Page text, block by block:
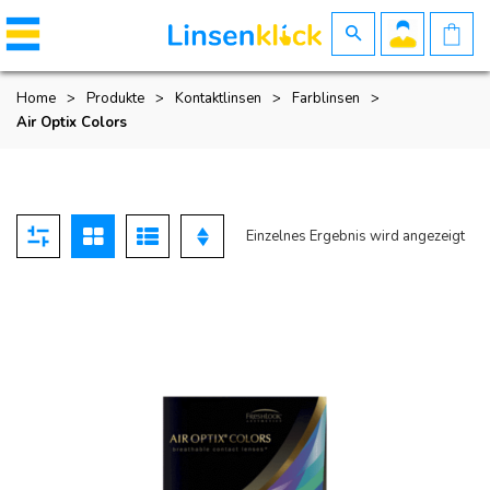
Home > Produkte > Kontaktlinsen > Farblinsen
>
Air Optix Colors
Einzelnes Ergebnis wird angezeigt